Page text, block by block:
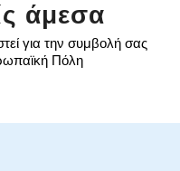
άμεσα
για την συμβολή σας
Πόλη